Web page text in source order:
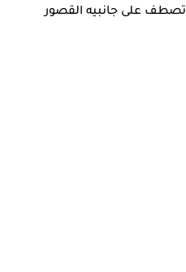
على جانبيه القصور